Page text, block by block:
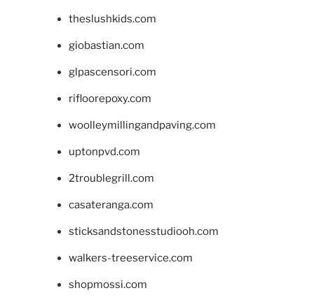
theslushkids.com
giobastian.com
glpascensori.com
rifloorepoxy.com
woolleymillingandpaving.com
uptonpvd.com
2troublegrill.com
casateranga.com
sticksandstonesstudiooh.com
walkers-treeservice.com
shopmossi.com